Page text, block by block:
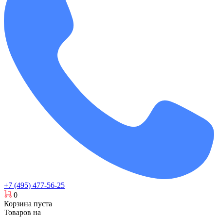
+7 (495) 477-56-25
0
Корзина пуста
Товаров на